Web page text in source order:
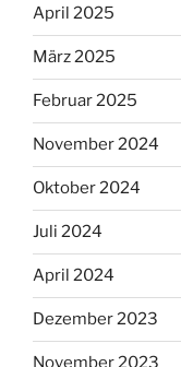
April 2025
März 2025
Februar 2025
November 2024
Oktober 2024
Juli 2024
April 2024
Dezember 2023
November 2023